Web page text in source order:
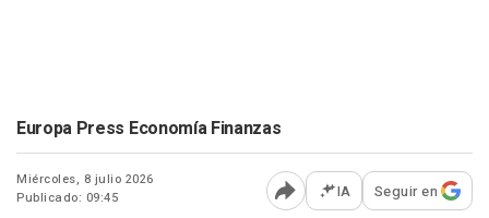
Europa Press Economía Finanzas
Miércoles, 8 julio 2026
Publicado: 09:45
Abrir opciones para
IA Seguir en